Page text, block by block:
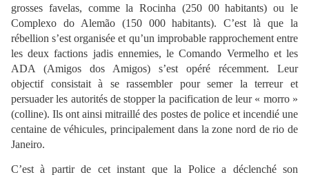
grosses favelas, comme la Rocinha (250 00 habitants) ou le
Complexo do Alemão (150 000 habitants). C’est là que la
rébellion s’est organisée et qu’un improbable rapprochement entre
les deux factions jadis ennemies, le Comando Vermelho et les
ADA (Amigos dos Amigos) s’est opéré récemment. Leur
objectif consistait à se rassembler pour semer la terreur et
persuader les autorités de stopper la pacification de leur « morro »
(colline). Ils ont ainsi mitraillé des postes de police et incendié une
centaine de véhicules, principalement dans la zone nord de rio de
Janeiro.
C’est à partir de cet instant que la Police a déclenché son